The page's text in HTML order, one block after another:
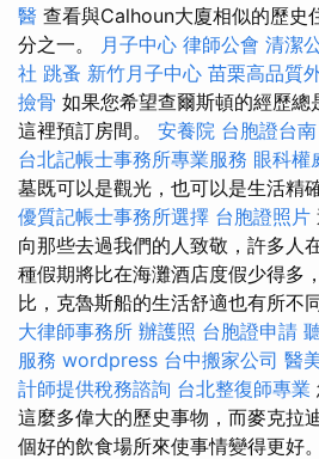
醫 查看與Calhoun大廈相似的歷史
分之一。
月子中心 律師公會 清潔
社 跳蚤 新竹月子中心 苗栗高品質
撿骨 如果您希望查爾斯頓的經歷總
這裡預訂房間。 安養院 台胞證台南
台北記帳士事務所專業服務 眼科權
墓既可以是觀光，也可以是生活精
優質記帳士事務所選擇 台胞證照片
向那些去過我們的人致敬，許多人
種假期將比在海灘酒店度假少得多
比，克魯斯船的生活舒適也有所不
大律師事務所 辦護照 台胞證申請
服務 wordpress 台中搬家公司 醫
計師提供稅務諮詢 台北整復師專業
這麼多偉大的歷史事物，而麥克拉
個好的飲食場所來使事情變得更好。